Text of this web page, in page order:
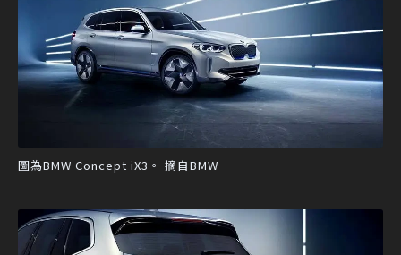
圖為BMW Concept iX3。 摘自BMW